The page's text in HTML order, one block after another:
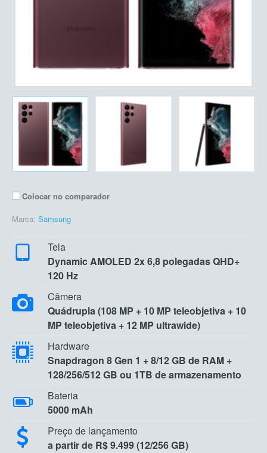
Colocar no comparador
Marca: Samsung
Tela
Dynamic AMOLED 2x 6,8 polegadas QHD+
120 Hz
Câmera
Quádrupla (108 MP + 10 MP teleobjetiva + 10
MP teleobjetiva + 12 MP ultrawide)
Hardware
Snapdragon 8 Gen 1 + 8/12 GB de RAM +
128/256/512 GB ou 1TB de armazenamento
Bateria
5000 mAh
Preço de lançamento
a partir de R$ 9.499 (12/256 GB)